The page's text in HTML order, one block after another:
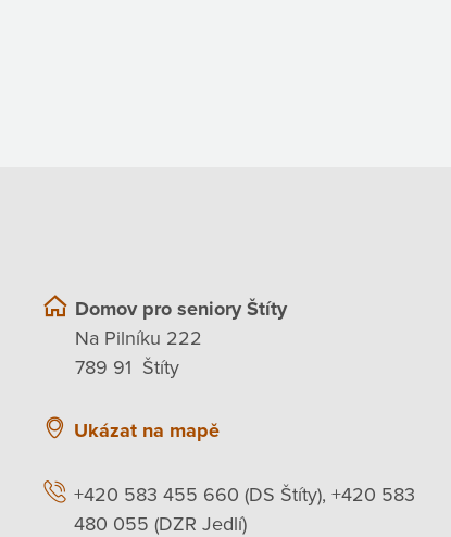
Domov pro seniory Štíty
Na Pilníku 222
789 91 Štíty
Ukázat na mapě
+420 583 455 660 (DS Štíty), +420 583
480 055 (DZR Jedlí)